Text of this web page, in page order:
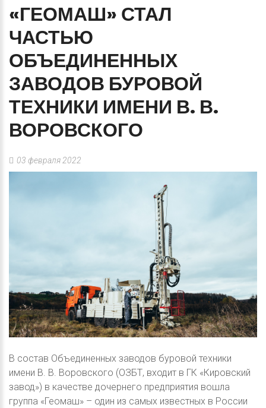
«ГЕОМАШ» СТАЛ
ЧАСТЬЮ
ОБЪЕДИНЕННЫХ
ЗАВОДОВ БУРОВОЙ
ТЕХНИКИ ИМЕНИ В. В.
ВОРОВСКОГО
03 февраля 2022
В состав Объединенных заводов буровой техники
имени В. В. Воровского (ОЗБТ, входит в ГК «Кировский
завод») в качестве дочернего предприятия вошла
группа «Геомаш» – один из самых известных в России